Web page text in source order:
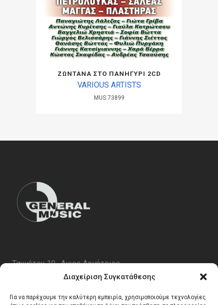
Διαχείριση Συγκατάθεσης
Για να παρέχουμε την καλύτερη εμπειρία, χρησιμοποιούμε τεχνολογίες
ΖΩΝΤΑΝΑ ΣΤΟ ΠΑΝΗΓΥΡΙ 2CD
VARIOUS ARTISTS
MUS.73899
Ταυγέτου 19 , Αγιος Δημήτριος
email:info@generalmusic.gr